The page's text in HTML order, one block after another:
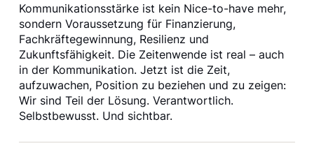
Kommunikationsstärke ist kein Nice-to-have mehr,
sondern Voraussetzung für Finanzierung,
Fachkräftegewinnung, Resilienz und
Zukunftsfähigkeit. Die Zeitenwende ist real – auch
in der Kommunikation. Jetzt ist die Zeit,
aufzuwachen, Position zu beziehen und zu zeigen:
Wir sind Teil der Lösung. Verantwortlich.
Selbstbewusst. Und sichtbar.